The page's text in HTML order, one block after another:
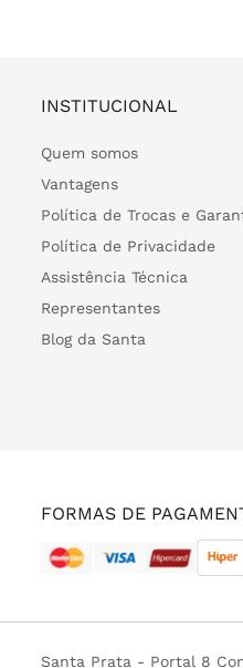
INSTITUCIONAL
Quem somos
Vantagens
Política de Trocas e
Política de Privacidade
Assistência Técnica
Representantes
Blog da Santa
FORMAS DE
Santa Prata - Portal 8